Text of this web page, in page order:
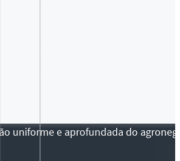
uniforme e aprofundada do